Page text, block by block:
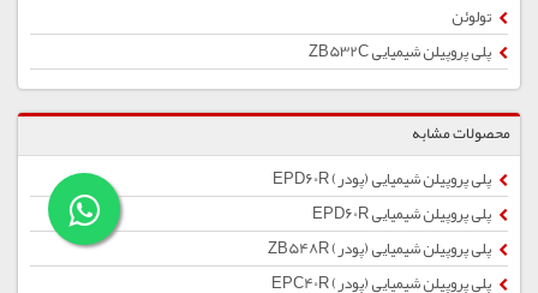
تولوئن
پلی پروپیلن شیمیایی ZB532C
محصولات مشابه
پلی پروپیلن شیمیایی (پودر) EPD60R
پلی پروپیلن شیمیایی EPD60R
پلی پروپیلن شیمیایی (پودر) ZB548R
پلی پروپیلن شیمیایی (پودر) EPC40R